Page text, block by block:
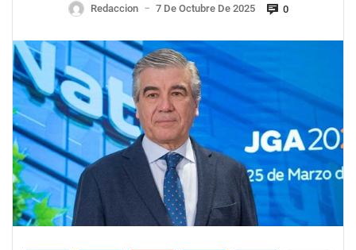
Redaccion — 7 De Octubre De 2025 0